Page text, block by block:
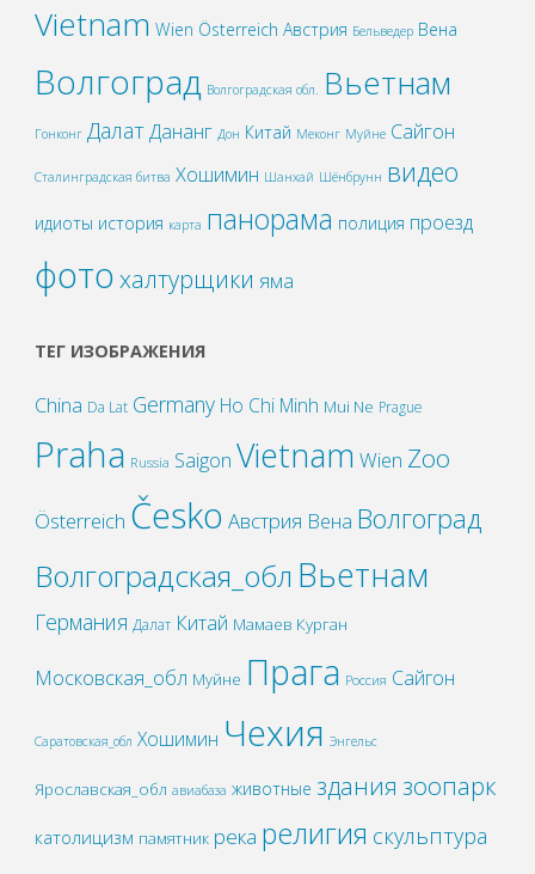
Vietnam Wien Österreich Австрия Бельведер Вена
Волгоград Волгоградская обл. Вьетнам
Гонконг ДалатДананг Дон Китай Меконг Муйне Сайгон
Сталинградская битва Хошимин Шанхай Шёнбрунн видео
идиоты история карта панорама полиция проезд
фотохалтурщики яма
ТЕГ ИЗОБРАЖЕНИЯ
China Da Lat Germany Ho Chi Minh Mui Ne Prague
Praha Russia Saigon Vietnam Wien Zoo
Österreich Česko Австрия Вена Волгоград
Волгоградская_обл Вьетнам
Германия Далат Китай Мамаев Курган
Московская_обл Муйне Прага Россия Сайгон
Саратовская_обл Хошимин Чехия Энгельс
Ярославская_обл авиабаза животные здания зоопарк
католицизм памятник река религия скульптура